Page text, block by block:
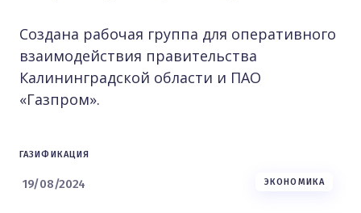
Создана рабочая группа для оперативного
взаимодействия правительства
Калининградской области и ПАО
«Газпром».
ГАЗИФИКАЦИЯ
19/08/2024 ЭКОНОМИКА